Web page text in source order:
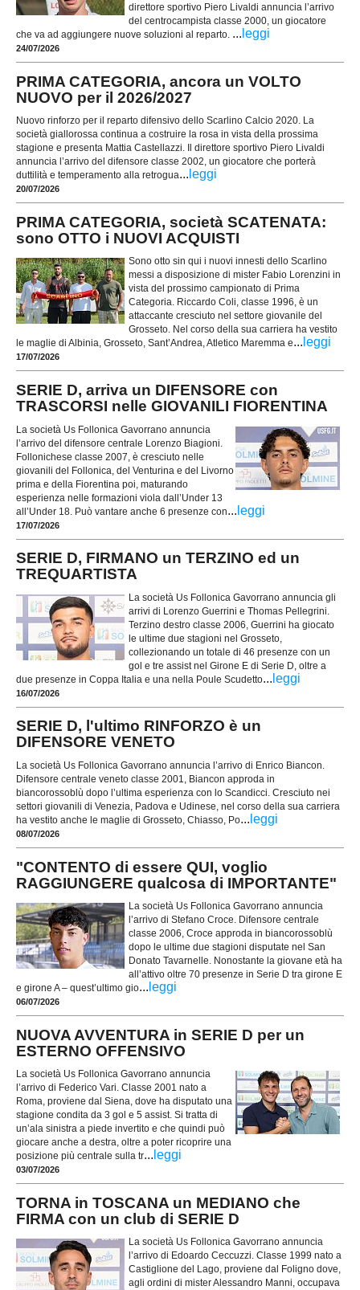
direttore sportivo Piero Livaldi annuncia l’arrivo
del centrocampista classe 2000, un giocatore
che va ad aggiungere nuove soluzioni al reparto. ... leggi
24/07/2026
PRIMA CATEGORIA, ancora un VOLTO
NUOVO per il 2026/2027
Nuovo rinforzo per il reparto difensivo dello Scarlino Calcio 2020. La
società giallorossa continua a costruire la rosa in vista della prossima
stagione e presenta Mattia Castellazzi. Il direttore sportivo Piero Livaldi
annuncia l’arrivo del difensore classe 2002, un giocatore che porterà
duttilità e temperamento alla retrogua... leggi
20/07/2026
PRIMA CATEGORIA, società SCATENATA:
sono OTTO i NUOVI ACQUISTI
Sono otto sin qui i nuovi innesti dello Scarlino
messi a disposizione di mister Fabio Lorenzini in
vista del prossimo campionato di Prima
Categoria. Riccardo Coli, classe 1996, è un
attaccante cresciuto nel settore giovanile del
Grosseto. Nel corso della sua carriera ha vestito
le maglie di Albinia, Grosseto, Sant’Andrea, Atletico Maremma e... leggi
17/07/2026
SERIE D, arriva un DIFENSORE con
TRASCORSI nelle GIOVANILI FIORENTINA
La società Us Follonica Gavorrano annuncia
l’arrivo del difensore centrale Lorenzo Biagioni.
Follonichese classe 2007, è cresciuto nelle
giovanili del Follonica, del Venturina e del Livorno
prima e della Fiorentina poi, maturando
esperienza nelle formazioni viola dall’Under 13
all’Under 18. Può vantare anche 6 presenze con... leggi
17/07/2026
SERIE D, FIRMANO un TERZINO ed un
TREQUARTISTA
La società Us Follonica Gavorrano annuncia gli
arrivi di Lorenzo Guerrini e Thomas Pellegrini.
Terzino destro classe 2006, Guerrini ha giocato
le ultime due stagioni nel Grosseto,
collezionando un totale di 46 presenze con un
gol e tre assist nel Girone E di Serie D, oltre a
due presenze in Coppa Italia e una nella Poule Scudetto... leggi
16/07/2026
SERIE D, l'ultimo RINFORZO è un
DIFENSORE VENETO
La società Us Follonica Gavorrano annuncia l’arrivo di Enrico Biancon.
Difensore centrale veneto classe 2001, Biancon approda in
biancorossoblù dopo l’ultima esperienza con lo Scandicci. Cresciuto nei
settori giovanili di Venezia, Padova e Udinese, nel corso della sua carriera
ha vestito anche le maglie di Grosseto, Chiasso, Po... leggi
08/07/2026
"CONTENTO di essere QUI, voglio
RAGGIUNGERE qualcosa di IMPORTANTE"
La società Us Follonica Gavorrano annuncia
l’arrivo di Stefano Croce. Difensore centrale
classe 2006, Croce approda in biancorossoblù
dopo le ultime due stagioni disputate nel San
Donato Tavarnelle. Nonostante la giovane età ha
all’attivo oltre 70 presenze in Serie D tra girone E
e girone A – quest’ultimo gio... leggi
06/07/2026
NUOVA AVVENTURA in SERIE D per un
ESTERNO OFFENSIVO
La società Us Follonica Gavorrano annuncia
l’arrivo di Federico Vari. Classe 2001 nato a
Roma, proviene dal Siena, dove ha disputato una
stagione condita da 3 gol e 5 assist. Si tratta di
un’ala sinistra a piede invertito e che quindi può
giocare anche a destra, oltre a poter ricoprire una
posizione più centrale sulla tr... leggi
03/07/2026
TORNA in TOSCANA un MEDIANO che
FIRMA con un club di SERIE D
La società Us Follonica Gavorrano annuncia
l’arrivo di Edoardo Ceccuzzi. Classe 1999 nato a
Castiglione del Lago, proviene dal Foligno dove,
agli ordini di mister Alessandro Manni, occupava